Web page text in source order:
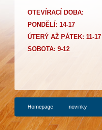
OTEVÍRACÍ DOBA:
PONDĚLÍ: 14-17
ÚTERÝ AŽ PÁTEK: 11-17
SOBOTA: 9-12
Homepage novinky